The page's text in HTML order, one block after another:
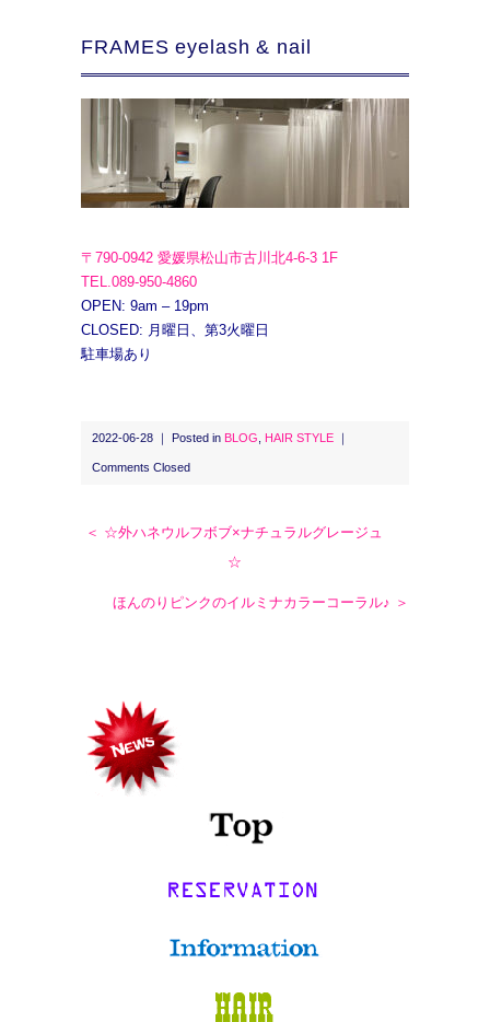
FRAMES eyelash & nail
〒790-0942 愛媛県松山市古川北4-6-3 1F
TEL.089-950-4860
OPEN: 9am – 19pm
CLOSED: 月曜日、第3火曜日
駐車場あり
2022-06-28 ｜ Posted in BLOG HAIR STYLE
Comments Closed
＜ ☆外ハネウルフボブ×ナチュラルグレージュ
☆
ほんのりピンクのイルミナカラーコーラル♪ ＞